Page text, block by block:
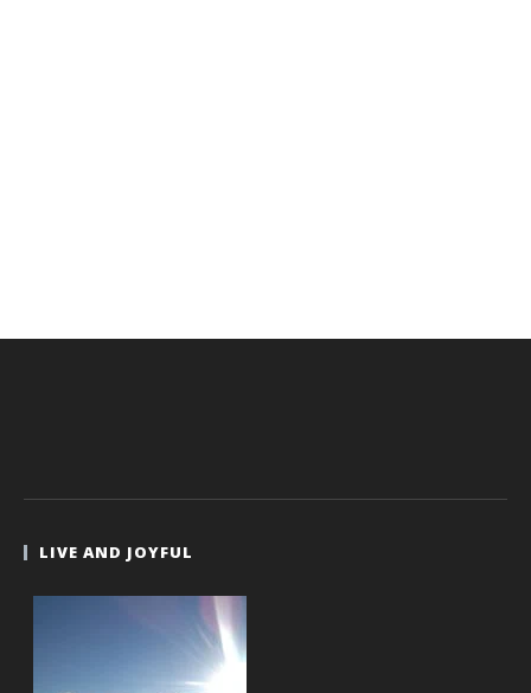
LIVE AND JOYFUL